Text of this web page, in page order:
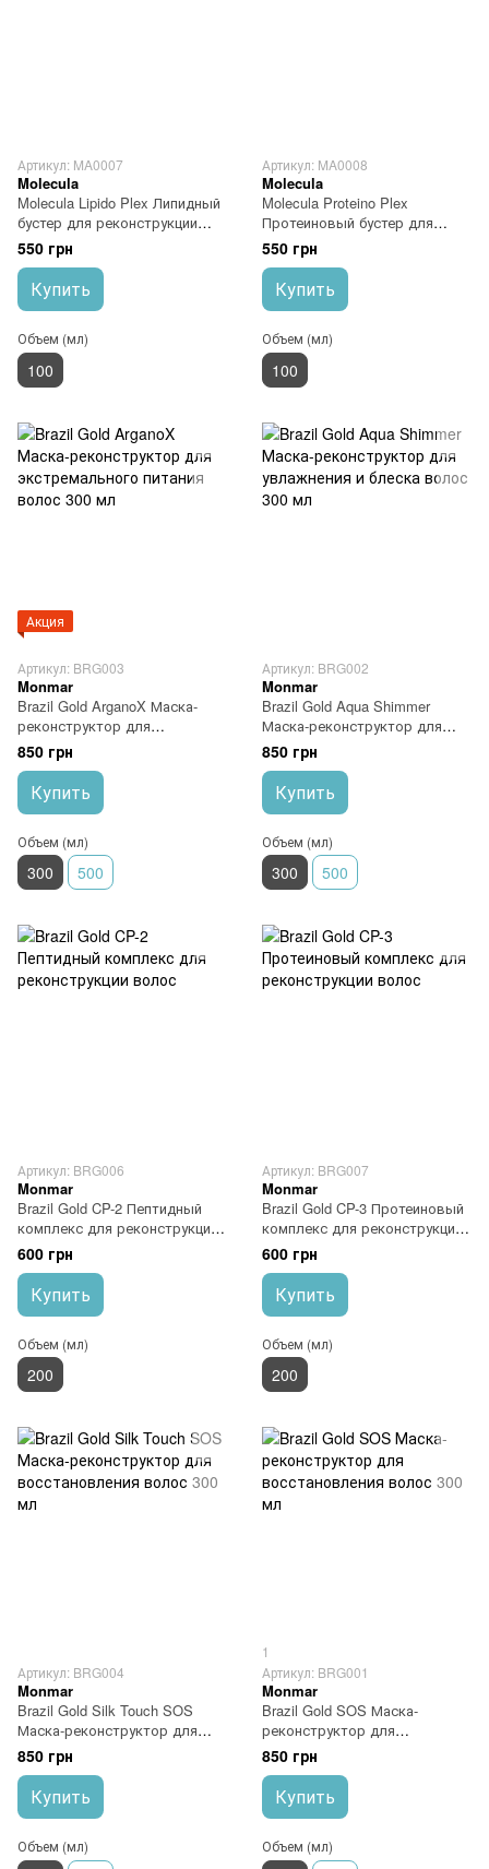
Артикул: MA0007
Molecula
Molecula Lipido Plex Липидный
бустер для реконструкции
волос
550 грн
Купить
Объем (мл)
100
Артикул: MA0008
Molecula
Molecula Proteino Plex
Протеиновый бустер для
реконструкции волос
550 грн
Купить
Объем (мл)
100
Акция
Артикул: BRG003
Monmar
Brazil Gold ArganoX Маска-
реконструктор для
экстремального питания
волос 300 мл
850 грн
Купить
Объем (мл)
300 500
Артикул: BRG002
Monmar
Brazil Gold Aqua Shimmer
Маска-реконструктор для
увлажнения и блеска волос
300 мл
850 грн
Купить
Объем (мл)
300 500
Артикул: BRG006
Monmar
Brazil Gold CP-2 Пептидный
комплекс для реконструкции
волос
600 грн
Купить
Объем (мл)
200
Артикул: BRG007
Monmar
Brazil Gold CP-3 Протеиновый
комплекс для реконструкции
волос
600 грн
Купить
Объем (мл)
200
Артикул: BRG004
Monmar
Brazil Gold Silk Touch SOS
Маска-реконструктор для
восстановления волос 300 мл
850 грн
Купить
Объем (мл)
1
Артикул: BRG001
Monmar
Brazil Gold SOS Маска-
реконструктор для
восстановления волос 300 мл
850 грн
Купить
Объем (мл)